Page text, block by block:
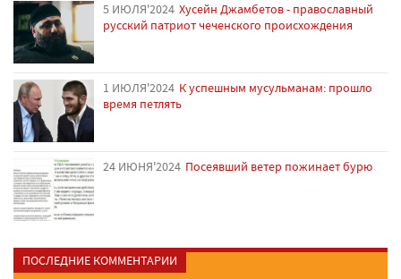
5 ИЮЛЯ'2024 Хусейн Джамбетов - православный
русский патриот чеченского происхождения
1 ИЮЛЯ'2024 К успешным мусульманам: прошло
время петлять
24 ИЮНЯ'2024 Посеявший ветер пожинает бурю
ПОСЛЕДНИЕ КОММЕНТАРИИ